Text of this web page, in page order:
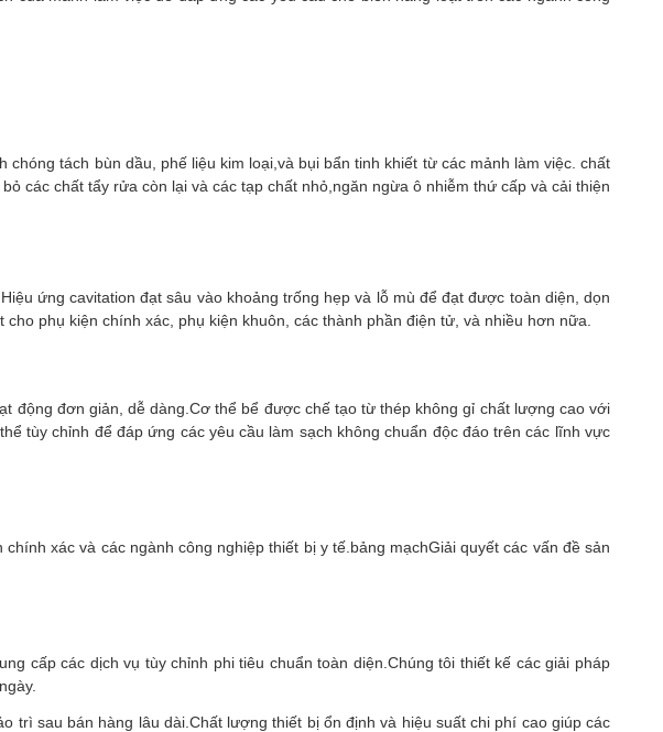
tách bùn dầu, phế liệu kim loại,và bụi bẩn tinh khiết từ các mảnh làm việc. chất
các chất tẩy rửa còn lại và các tạp chất nhỏ,ngăn ngừa ô nhiễm thứ cấp và cải thiện
ứng cavitation đạt sâu vào khoảng trống hẹp và lỗ mù để đạt được toàn diện, dọn
phụ kiện chính xác, phụ kiện khuôn, các thành phần điện tử, và nhiều hơn nữa.
động đơn giản, dễ dàng.Cơ thể bể được chế tạo từ thép không gỉ chất lượng cao với
tùy chỉnh để đáp ứng các yêu cầu làm sạch không chuẩn độc đáo trên các lĩnh vực
xác và các ngành công nghiệp thiết bị y tế.bảng mạchGiải quyết các vấn đề sản
cấp các dịch vụ tùy chỉnh phi tiêu chuẩn toàn diện.Chúng tôi thiết kế các giải pháp
trì sau bán hàng lâu dài.Chất lượng thiết bị ổn định và hiệu suất chi phí cao giúp các